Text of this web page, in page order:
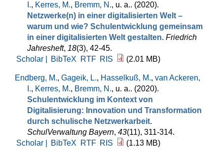
I., Kerres, M., Bremm, N., u. a.. (2020).
Netzwerke(n) in einer digitalisierten Welt –
warum und wie? Schulentwicklung gemeinsam
in einer digitalisierten Welt gestalten. Friedrich
Jahresheft, 18(3), 42-45.
Scholar |
BibTeX RTF RIS (2.01 MB)
Endberg, M., Gageik, L., Hasselkuß, M., van Ackeren,
I., Kerres, M., Bremm, N., u. a.. (2020).
Schulentwicklung im Kontext von
Digitalisierung: Innovation und Transformation
durch schulische Netzwerkarbeit.
SchulVerwaltung Bayern, 43(11), 311-314.
Scholar |
BibTeX RTF RIS (1.13 MB)